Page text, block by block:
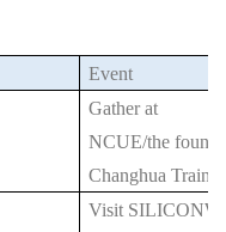
Event
Gather at
NCUE/the
Changhua Train
Visit